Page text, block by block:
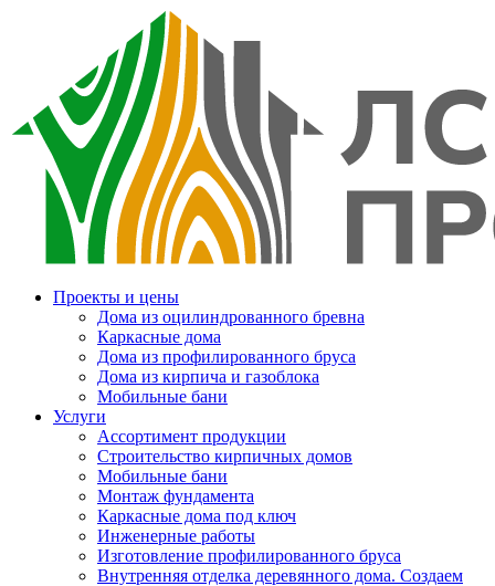
Проекты и цены
Дома из оцилиндрованного бревна
Каркасные дома
Дома из профилированного бруса
Дома из кирпича и газоблока
Мобильные бани
Услуги
Ассортимент продукции
Строительство кирпичных домов
Мобильные бани
Монтаж фундамента
Каркасные дома под ключ
Инженерные работы
Изготовление профилированного бруса
Внутренняя отделка деревянного дома. Создаем